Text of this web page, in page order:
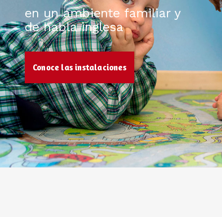
en un ambiente familiar y
de habla inglesa
Conoce las instalaciones